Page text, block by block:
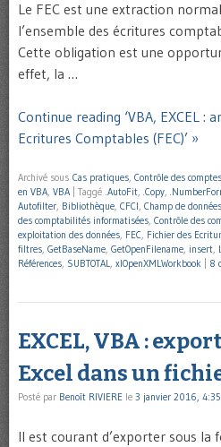
Le FEC est une extraction
l’ensemble des écritures
Cette obligation est une
effet, la …
Continue reading ‘VBA, EXCEL :
Ecritures Comptables (FEC)’ »
Archivé sous Cas pratiques Contrôle des comptes
en VBA VBA Taggé .AutoFit .Copy
Autofilter Bibliothèque CFCI Champ de données
des comptabilités informatisées Contrôle des
exploitation des données FEC Fichier des
filtres GetBaseName GetOpenFilename insert
Références SUBTOTAL xlOpenXMLWorkbook 8
EXCEL, VBA :
Excel dans un
Posté par Benoît RIVIERE le 3 janvier 2016,
Il est courant d’exporter sous la